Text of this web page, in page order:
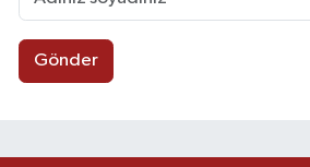
Gönder